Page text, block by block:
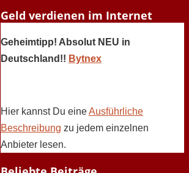
Geld verdienen im Internet
Geheimtipp! Absolut NEU in
Deutschland!! Bytnex
Hier kannst Du eineAusführliche
Beschreibung zu jedem einzelnen
Anbieter lesen.